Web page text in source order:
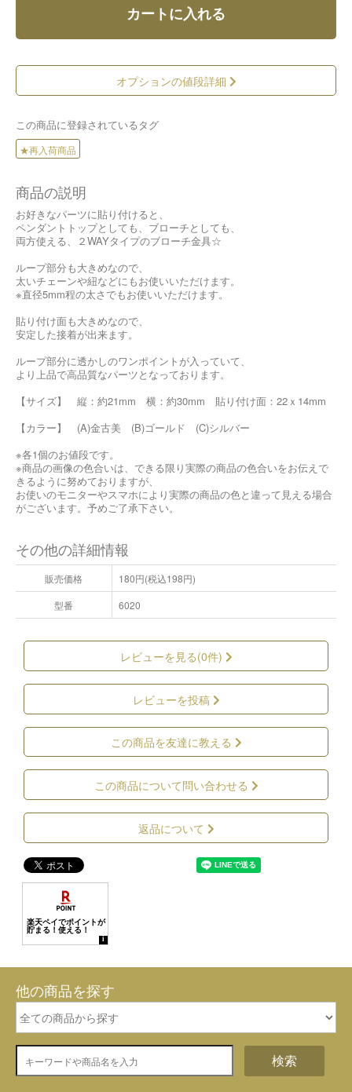
カートに入れる
オプションの値段詳細
この商品に登録されているタグ
★再入荷商品
商品の説明
お好きなパーツに貼り付けると、
ペンダントトップとしても、ブローチとしても、
両方使える、２WAYタイプのブローチ金具☆
ループ部分も大きめなので、
太いチェーンや紐などにもお使いいただけます。
※直径5mm程の太さでもお使いいただけます。
貼り付け面も大きめなので、
安定した接着が出来ます。
ループ部分に透かしのワンポイントが入っていて、
より上品で高品質なパーツとなっております。
【サイズ】 縦：約21mm 横：約30mm 貼り付け面：22ｘ14mm
【カラー】 (A)金古美 (B)ゴールド (C)シルバー
※各1個のお値段です。
※商品の画像の色合いは、できる限り実際の商品の色合いをお伝えで
きるように努めておりますが、
お使いのモニターやスマホにより実際の商品の色と違って見える場合
がございます。予めご了承下さい。
その他の詳細情報
販売価格
180円(税込198円)
型番
6020
レビューを見る(0件)
レビューを投稿
この商品を友達に教える
この商品について問い合わせる
返品について
他の商品を探す
検索